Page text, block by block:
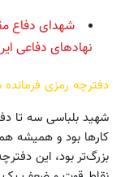
شهدای دفاع
نهادهای دفاعی
دفترچه رمزی
شهید بلباسی سه تا
کارها بود و همیشه
بزرگ‌تر بود، این